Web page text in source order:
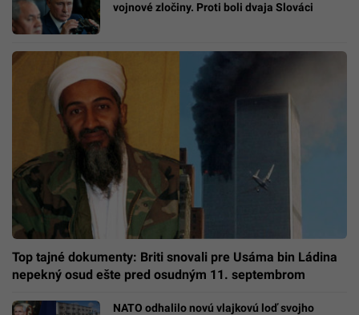
vojnové zločiny. Proti boli dvaja Slováci
Top tajné dokumenty: Briti snovali pre Usáma bin Ládina
nepekný osud ešte pred osudným 11. septembrom
NATO odhalilo novú vlajkovú loď svojho